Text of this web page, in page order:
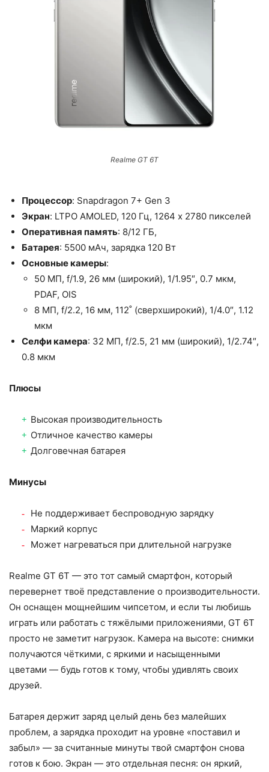
Realme GT 6T
Процессор: Snapdragon 7+ Gen 3
Экран: LTPO AMOLED, 120 Гц, 1264 x 2780 пикселей
Оперативная память: 8/12 ГБ,
Батарея: 5500 мАч, зарядка 120 Вт
Основные камеры:
50 МП, f/1.9, 26 мм (широкий), 1/1.95″, 0.7 мкм,
PDAF, OIS
8 МП, f/2.2, 16 мм, 112˚ (сверхширокий), 1/4.0″, 1.12
мкм
Селфи камера: 32 МП, f/2.5, 21 мм (широкий), 1/2.74″,
0.8 мкм
Плюсы
Высокая производительность
Отличное качество камеры
Долговечная батарея
Минусы
Не поддерживает беспроводную зарядку
Маркий корпус
Может нагреваться при длительной нагрузке
Realme GT 6T — это тот самый смартфон, который
перевернет твоё представление о производительности.
Он оснащен мощнейшим чипсетом, и если ты любишь
играть или работать с тяжёлыми приложениями, GT 6T
просто не заметит нагрузок. Камера на высоте: снимки
получаются чёткими, с яркими и насыщенными
цветами — будь готов к тому, чтобы удивлять своих
друзей.
Батарея держит заряд целый день без малейших
проблем, а зарядка проходит на уровне «поставил и
забыл» — за считанные минуты твой смартфон снова
готов к бою. Экран — это отдельная песня: он яркий,